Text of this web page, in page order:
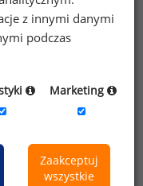
(specjalista
fitness
z innymi danymi
podczas
Marketing
Zaakceptuj
wszystkie